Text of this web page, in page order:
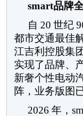
smart品牌
自 20 世纪
都市交通最佳
江吉利控股集
实现了品牌、
新奢个性电动
阵，业务版图
2026 年，